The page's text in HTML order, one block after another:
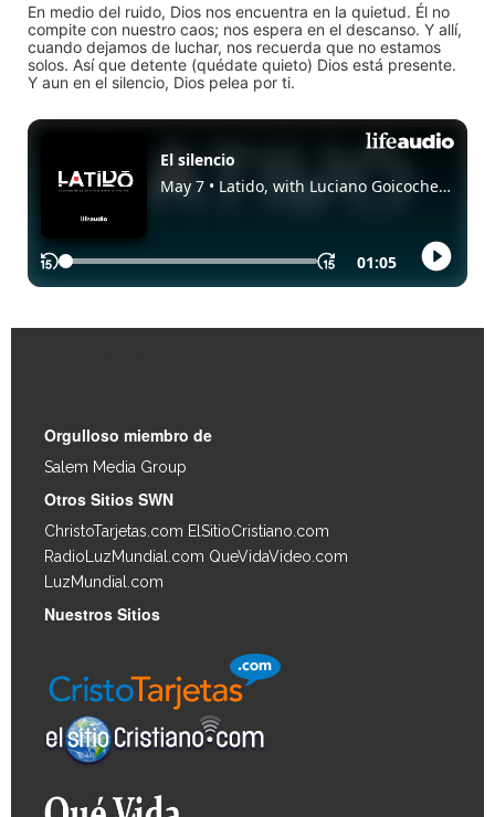
En medio del ruido, Dios nos encuentra en la quietud. Él no
compite con nuestro caos; nos espera en el descanso. Y allí,
cuando dejamos de luchar, nos recuerda que no estamos
solos. Así que detente (quédate quieto) Dios está presente.
Y aun en el silencio, Dios pelea por ti.
Orgulloso miembro de
Salem Media Group
Otros Sitios SWN
ChristoTarjetas.com ElSitioCristiano.com
RadioLuzMundial.com QueVidaVideo.com
LuzMundial.com
Nuestros Sitios